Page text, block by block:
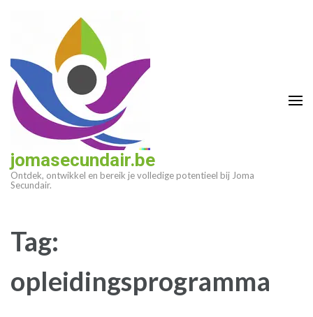
(druk
enter)
jomasecundair.be
Ontdek, ontwikkel en bereik je volledige potentieel bij Joma
Secundair.
Tag:
opleidingsprogramma